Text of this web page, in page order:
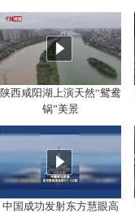
陕西咸阳湖上演天然“鸳鸯
锅”美景
中国成功发射东方慧眼高